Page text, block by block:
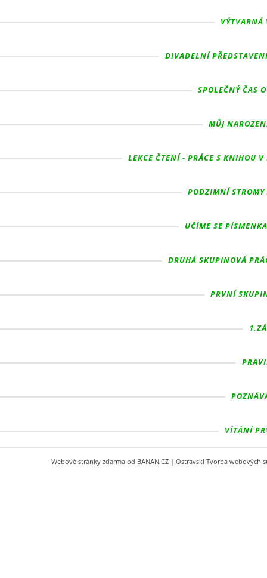
DIVADELNÍ
SPOLEČNÝ ČAS
MŮJ
LEKCE ČTENÍ - PRÁCE S KNIHOU
PODZIMNÍ
UČÍME SE
DRUHÁ SKUPINOVÁ
PRVNÍ
VÍTÁNÍ
Webové stránky zdarma od BANAN.CZ | Ostravski Tvorba webových